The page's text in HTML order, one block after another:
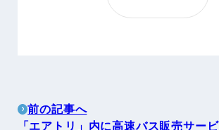
前の記事へ
「エアトリ」内に高速バス販売サー